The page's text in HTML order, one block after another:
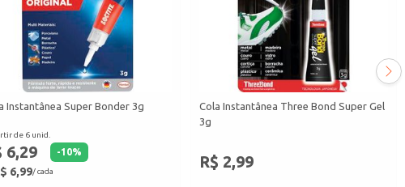
Instantânea Super Bonder 3g
de 6 unid.
6,29 -10%
6,99/ cada
Cola Instantânea Three Bond Super Gel
3g
R$ 2,99